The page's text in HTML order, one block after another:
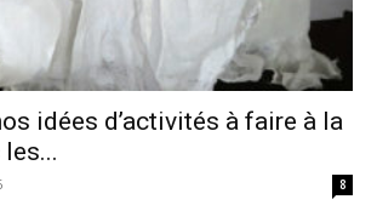
idées d’activités à faire à la
8